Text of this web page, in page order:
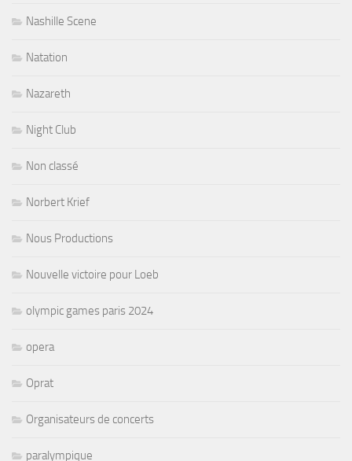
Nashille Scene
Natation
Nazareth
Night Club
Non classé
Norbert Krief
Nous Productions
Nouvelle victoire pour Loeb
olympic games paris 2024
opera
Oprat
Organisateurs de concerts
paralympique